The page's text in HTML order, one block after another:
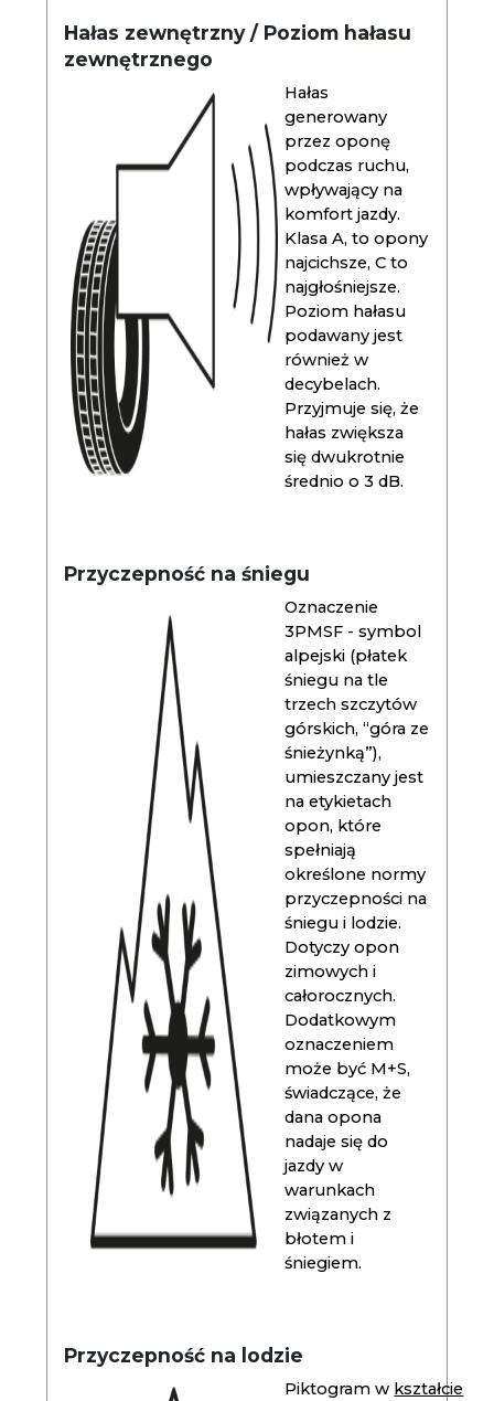
Hałas zewnętrzny / Poziom hałasu
zewnętrznego
Hałas
generowany
przez oponę
podczas ruchu,
wpływający na
komfort jazdy.
Klasa A, to opony
najcichsze, C to
najgłośniejsze.
Poziom hałasu
podawany jest
również w
decybelach.
Przyjmuje się, że
hałas zwiększa
się dwukrotnie
średnio o 3 dB.
Przyczepność na śniegu
Oznaczenie
3PMSF - symbol
alpejski (płatek
śniegu na tle
trzech szczytów
górskich, “góra ze
śnieżynką”),
umieszczany jest
na etykietach
opon, które
spełniają
określone normy
przyczepności na
śniegu i lodzie.
Dotyczy opon
zimowych i
całorocznych.
Dodatkowym
oznaczeniem
może być M+S,
świadczące, że
dana opona
nadaje się do
jazdy w
warunkach
związanych z
błotem i
śniegiem.
Przyczepność na lodzie
Piktogram w kształcie